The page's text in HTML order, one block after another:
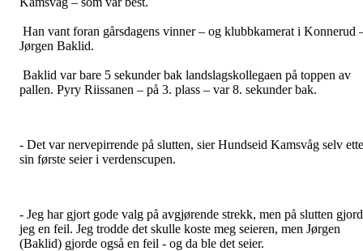
Han vant foran gårsdagens vinner – og klubbkamerat i Konnerud
Jørgen Baklid.
Baklid var bare 5 sekunder bak landslagskollegaen på toppen av
pallen. Pyry Riissanen – på 3. plass – var 8. sekunder bak.
- Det var nervepirrende på slutten, sier Hundseid Kamsvåg selv
sin første seier i verdenscupen.
- Jeg har gjort gode valg på avgjørende strekk, men på slutten
jeg en feil. Jeg trodde det skulle koste meg seieren, men Jørgen
(Baklid) gjorde også en feil - og da ble det seier.